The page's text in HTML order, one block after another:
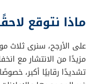
ماذا نتوقع
على الأرجح، سنرى ثلاث
مزيدًا من الانتشار مع
تشديدًا رقابيًا أكبر،